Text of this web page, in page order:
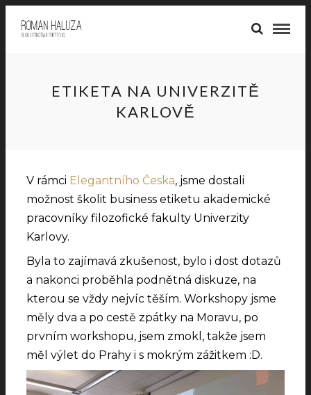
ETIKETA NA UNIVERZITĚ
KARLOVĚ
V rámci Elegantního Česka, jsme dostali
možnost školit business etiketu akademické
pracovníky filozofické fakulty Univerzity
Karlovy.
Byla to zajímavá zkušenost, bylo i dost dotazů
a nakonci proběhla podnětná diskuze, na
kterou se vždy nejvíc těším. Workshopy jsme
měly dva a po cestě zpátky na Moravu, po
prvním workshopu, jsem zmokl, takže jsem
měl výlet do Prahy i s mokrým zážitkem :D.